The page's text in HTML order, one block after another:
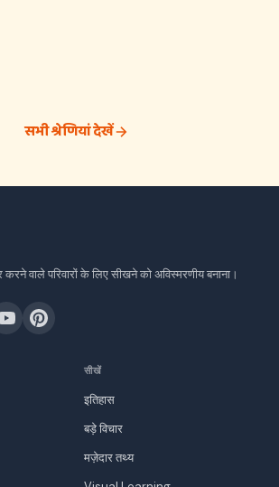
सभी श्रेणियां देखें
करने वाले परिवारों के लिए सीखने को अविस्मरणीय बनाना।
सीखें
इतिहास
बड़े विचार
मज़ेदार तथ्य